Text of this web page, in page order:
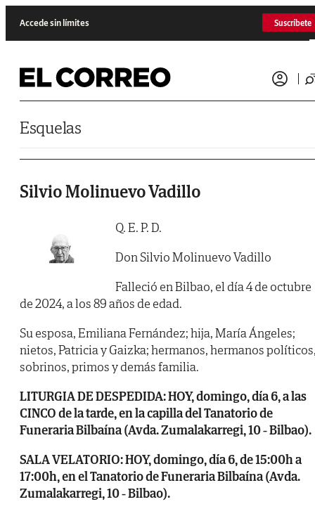
Accede sin límites Suscríbete
Esquelas
Silvio Molinuevo Vadillo
Q. E. P. D.
Don Silvio Molinuevo Vadillo
Falleció en Bilbao, el día 4 de octubre
de 2024, a los 89 años de edad.
Su esposa, Emiliana Fernández; hija, María Ángeles;
nietos, Patricia y Gaizka; hermanos, hermanos
sobrinos, primos y demás familia.
LITURGIA DE DESPEDIDA: HOY, domingo, día 6, a las
CINCO de la tarde, en la capilla del Tanatorio de
Funeraria Bilbaína (Avda. Zumalakarregi, 10 - Bilbao).
SALA VELATORIO: HOY, domingo, día 6, de 15:00h a
17:00h, en el Tanatorio de Funeraria Bilbaína (Avda.
Zumalakarregi, 10 - Bilbao).